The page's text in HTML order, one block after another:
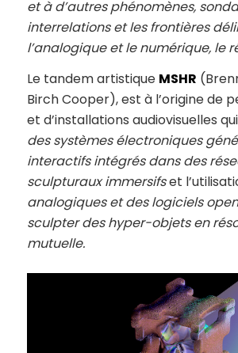
et à d’autres phénomènes,
interrelations et les frontières
l’analogique et le numérique, le
Le tandem artistique MSHR
Birch Cooper), est à l’origine de
et d’installations audiovisuelles qui
des systèmes électroniques
interactifs intégrés dans des
sculpturaux immersifset
analogiques et des logiciels
sculpter des hyper-objets en
mutuelle.